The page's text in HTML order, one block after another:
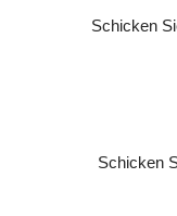
Schicken
Schicken